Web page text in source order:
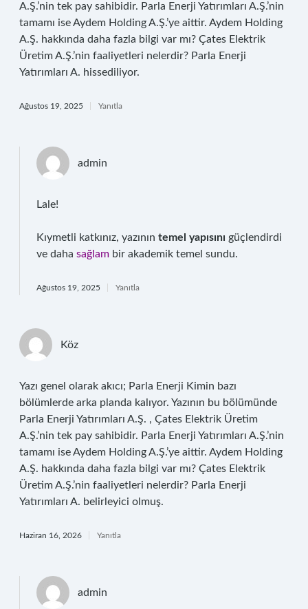
A.Ş.’nin tek pay sahibidir. Parla Enerji Yatırımları A.Ş.’nin
tamamı ise Aydem Holding A.Ş.’ye aittir. Aydem Holding
A.Ş. hakkında daha fazla bilgi var mı? Çates Elektrik
Üretim A.Ş.’nin faaliyetleri nelerdir? Parla Enerji
Yatırımları A. hissediliyor.
Ağustos 19, 2025 Yanıtla
admin
Lale!
Kıymetli katkınız, yazının temel yapısını güçlendirdi
ve daha sağlam bir akademik temel sundu.
Ağustos 19, 2025 Yanıtla
Köz
Yazı genel olarak akıcı; Parla Enerji Kimin bazı
bölümlerde arka planda kalıyor. Yazının bu bölümünde
Parla Enerji Yatırımları A.Ş. , Çates Elektrik Üretim
A.Ş.’nin tek pay sahibidir. Parla Enerji Yatırımları A.Ş.’nin
tamamı ise Aydem Holding A.Ş.’ye aittir. Aydem Holding
A.Ş. hakkında daha fazla bilgi var mı? Çates Elektrik
Üretim A.Ş.’nin faaliyetleri nelerdir? Parla Enerji
Yatırımları A. belirleyici olmuş.
Haziran 16, 2026 Yanıtla
admin